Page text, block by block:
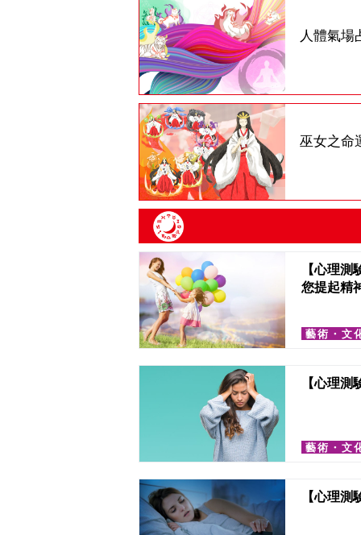
人體氣場
巫女之命
【心理
您提起精
藝術・文
【心理
藝術・文
【心理